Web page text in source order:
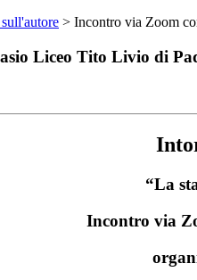
> Incontro via Zoom
Liceo Tito Livio di
“La
Incontro via